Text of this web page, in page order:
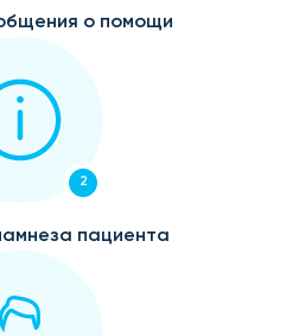
о помощи
2
пациента